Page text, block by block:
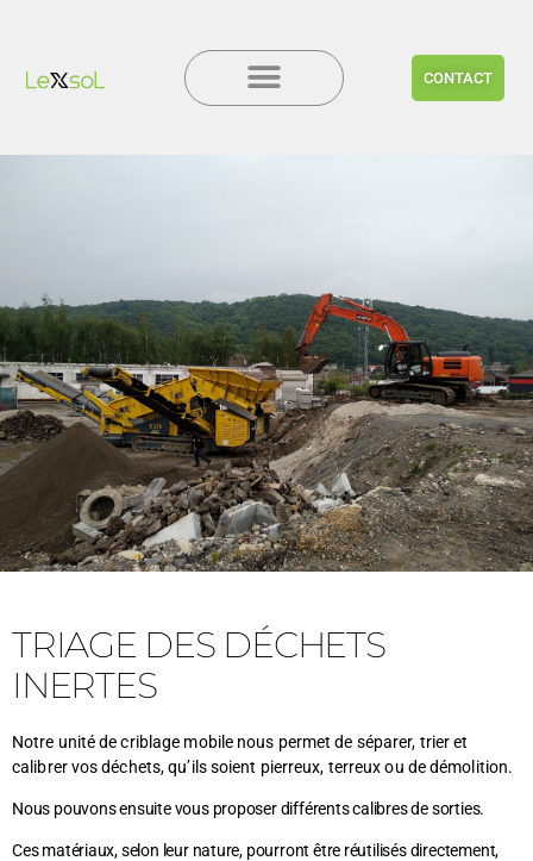
CONTACT
TRIAGE DES DÉCHETS
INERTES
Notre unité de criblage mobile nous permet de séparer, trier et
calibrer vos déchets, qu’ils soient pierreux, terreux ou de démolition.
Nous pouvons ensuite vous proposer différents calibres de sorties.
Ces matériaux, selon leur nature, pourront être réutilisés directement,